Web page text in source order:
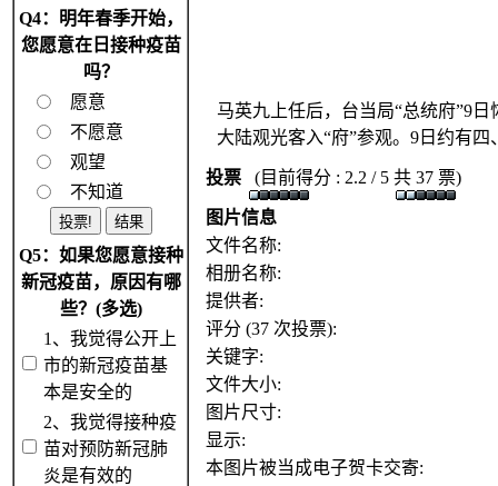
Q4：明年春季开始，
您愿意在日接种疫苗
吗？
愿意
不愿意
观望
不知道
Q5：如果您愿意接种
新冠疫苗，原因有哪
些？(多选)
1、我觉得公开上
市的新冠疫苗基
本是安全的
2、我觉得接种疫
苗对预防新冠肺
炎是有效的
马英九上任后，台当局“总统府”9
大陆观光客入“府”参观。9日约有
投票 (目前得分 : 2.2 / 5 共 37 票)
图片信息
文件名称:
相册名称:
提供者:
评分 (37 次投票):
关键字:
文件大小:
图片尺寸:
显示:
本图片被当成电子贺卡交寄: